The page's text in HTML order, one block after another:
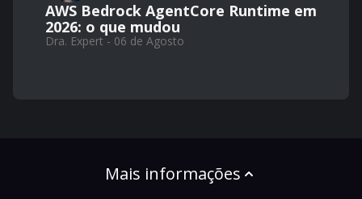
AWS Bedrock AgentCore Runtime em
2026: o que mudou
Dra. Expert - 06 de Agosto
Mais informações